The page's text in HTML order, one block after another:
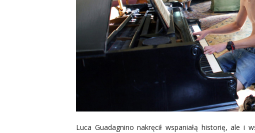
Luca Guadagnino nakręcił wspaniałą historię, ale i